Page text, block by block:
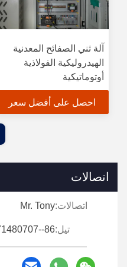
آلة ثني الصفائح المعدنية
الهيدروليكية الفولاذية
أوتوماتيكية
احصل على أفضل سعر
اتصالات
اتصالات:Mr. Tony
تيل:86--13771480707